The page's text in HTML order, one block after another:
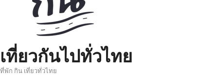
เที่ยวกันไปทั่วไทย
ที่พัก กิน เที่ยวทั่วไทย